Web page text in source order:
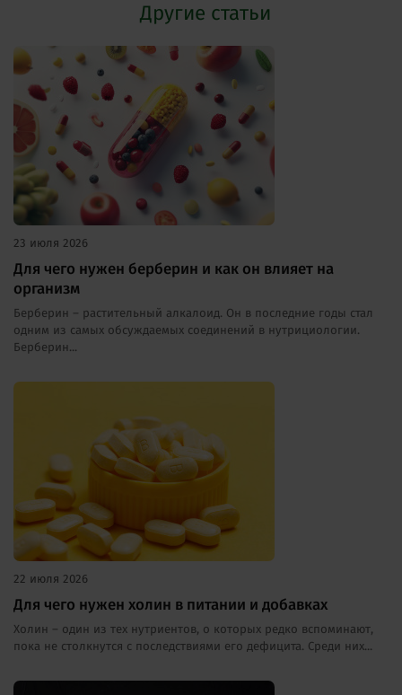
Другие статьи
23 июля 2026
Для чего нужен берберин и как он влияет на
организм
Берберин – растительный алкалоид. Он в последние годы стал
одним из самых обсуждаемых соединений в нутрициологии.
Берберин...
22 июля 2026
Для чего нужен холин в питании и добавках
Холин – один из тех нутриентов, о которых редко вспоминают,
пока не столкнутся с последствиями его дефицита. Среди них...